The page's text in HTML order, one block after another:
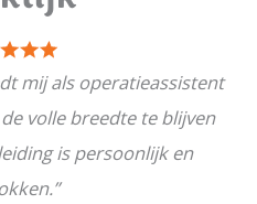
mij als operatieassistent
volle breedte te blijven
is persoonlijk en